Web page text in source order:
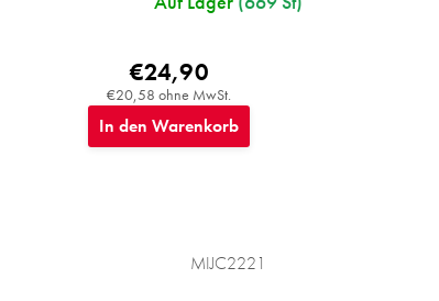
€20,58 ohne MwSt.
€24,90
In den Warenkorb
MIJC2221